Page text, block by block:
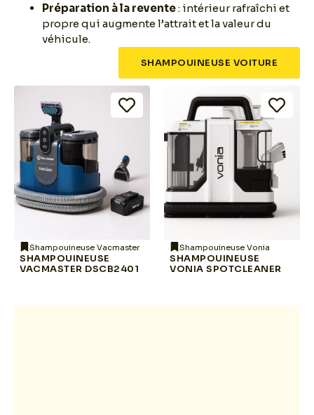
Préparation à la revente: intérieur rafraîchi et
propre qui augmente l’attrait et la valeur du
véhicule.
SHAMPOUINEUSE VOITURE
Shampouineuse Vacmaster
SHAMPOUINEUSE
VACMASTER DSCB2401
Shampouineuse Vonia
SHAMPOUINEUSE
VONIA SPOTCLEANER